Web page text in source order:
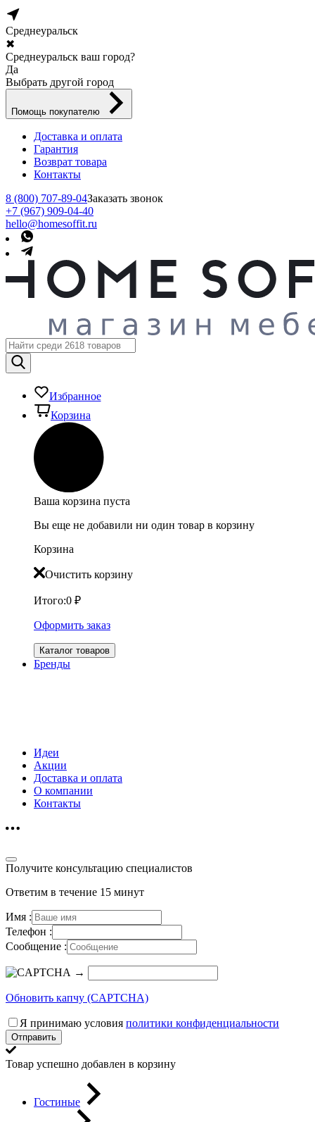
Среднеуральск
✖
Среднеуральск ваш город?
Да
Выбрать другой город
Помощь покупателю
Доставка и оплата
Гарантия
Возврат товара
Контакты
8 (800) 707-89-04Заказать звонок
+7 (967) 909-04-40
hello@homesoffit.ru
Избранное
Корзина
Ваша корзина пуста
Вы еще не добавили ни один товар в корзину
Корзина
Очистить корзину
Итого:0 ₽
Оформить заказ
Каталог товаров
Бренды
Идеи
Акции
Доставка и оплата
О компании
Контакты
Получите консультацию специалистов
Ответим в течение 15 минут
Имя :
Телефон :
Сообщение :
→
Обновить капчу (CAPTCHA)
Я принимаю условия политики конфиденциальности
Отправить
Товар успешно добавлен в корзину
Гостиные